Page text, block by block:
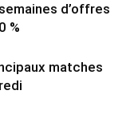
d’offres
%
matches